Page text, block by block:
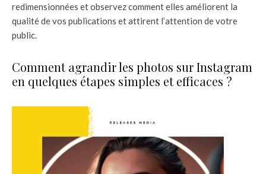
redimensionnées et observez comment elles améliorent la
qualité de vos publications et attirent l’attention de votre
public.
Comment agrandir les photos sur Instagram
en quelques étapes simples et efficaces ?